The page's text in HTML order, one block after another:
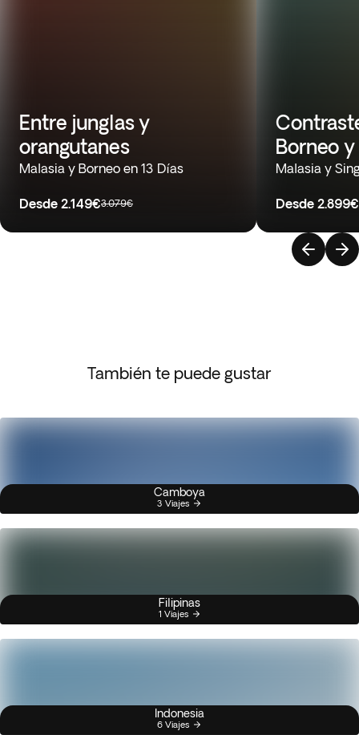
Entre junglas y
orangutanes
Malasia y Borneo en 13 Días
Desde 2.149€3.079€
Borneo
Malasia y
Desde 2.899€
También te puede gustar
Camboya
3 Viajes
Filipinas
1 Viajes
Indonesia
6 Viajes